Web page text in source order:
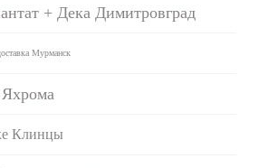
+ Дека Димитровград
Мурманск
Клинцы